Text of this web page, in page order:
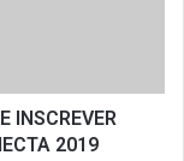
INSCREVER
2019